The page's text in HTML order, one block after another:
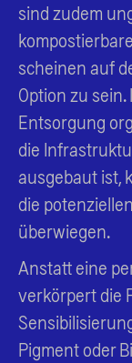
sind zudem
scheinen auf
Option zu
Entsorgung
die
ausgebaut ist,
die
überwiegen.
Anstatt eine
verkörpert die
Pigment oder